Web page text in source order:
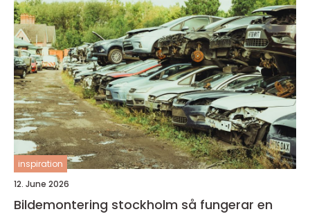
inspiration
12. June 2026
Bildemontering stockholm så fungerar en